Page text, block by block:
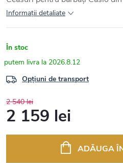
Informaţii detaliate
În stoc
2026.8.12
Opțiuni de transport
2 540 lei
2 159 lei
ADĂUGA